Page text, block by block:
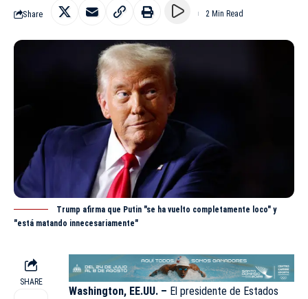
Share 2 Min Read
Trump afirma que Putin "se ha vuelto completamente loco" y
"está matando innecesariamente"
SHARE
Washington, EE.UU. – El presidente de Estados